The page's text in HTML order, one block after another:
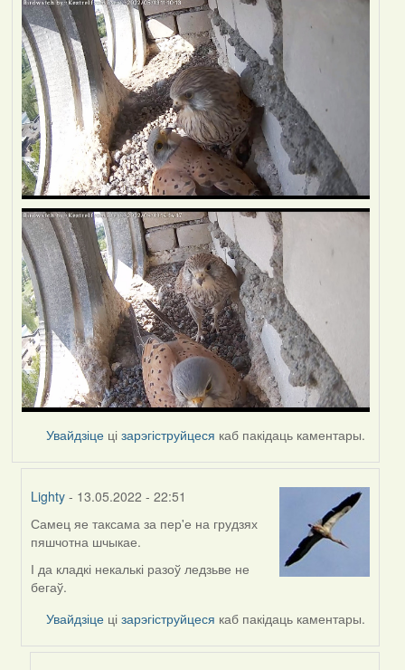
Увайдзіце цізарэгіструйцеся каб пакідаць каментары.
Lighty - 13.05.2022 - 22:51
In
reply
to
by
Самец яе таксама за пер'е на грудзях
пяшчотна шчыкае.
І да кладкі некалькі разоў ледзьве не
бегаў.
Увайдзіце цізарэгіструйцеся каб пакідаць каментары.